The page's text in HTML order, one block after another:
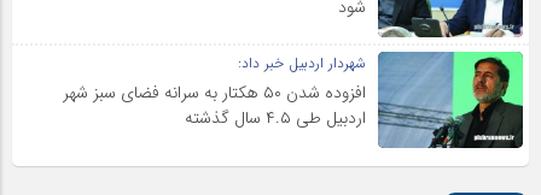
شود
شهردار اردبیل خبر داد:
افزوده شدن ۵۰ هکتار به سرانه فضای سبز شهر
اردبیل طی ۴.۵ سال گذشته